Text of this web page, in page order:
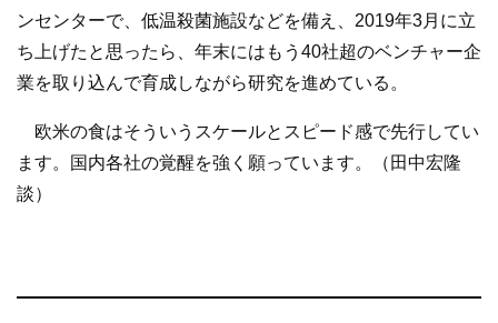
ンセンターで、低温殺菌施設などを備え、2019年3月に立
ち上げたと思ったら、年末にはもう40社超のベンチャー企
業を取り込んで育成しながら研究を進めている。
欧米の食はそういうスケールとスピード感で先行してい
ます。国内各社の覚醒を強く願っています。（田中宏隆
談）